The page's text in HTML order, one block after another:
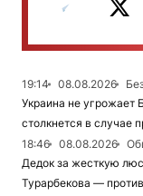
19:14 08.08.2026
Украина не угрожает
столкнется в случае
18:46
08.08.2026
Дедок за жесткую
Турарбекова — против